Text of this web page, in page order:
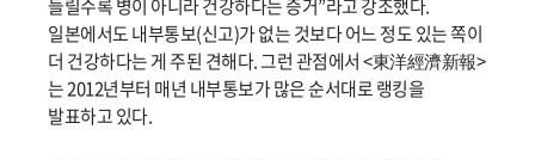
들릴수록 병이 아니라 건강하다는 증거”라고 강조했다.
일본에서도 내부통보(신고)가 없는 것보다 어느 정도 있는 쪽이
더 건강하다는 게 주된 견해다. 그런 관점에서 <東洋經濟新報>
는 2012년부터 매년 내부통보가 많은 순서대로 랭킹을
발표하고 있다.